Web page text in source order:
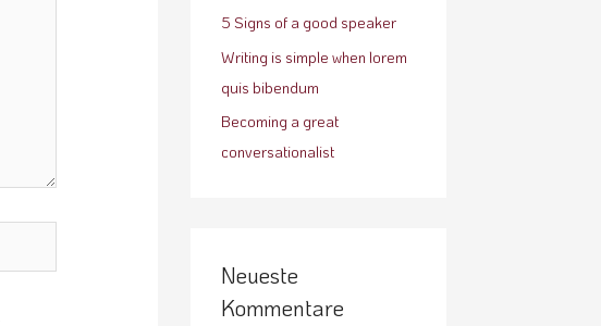
:5 Signs of a good speaker
Writing is simple when lorem
quis bibendum
Becoming a great
conversationalist
Neueste
Kommentare